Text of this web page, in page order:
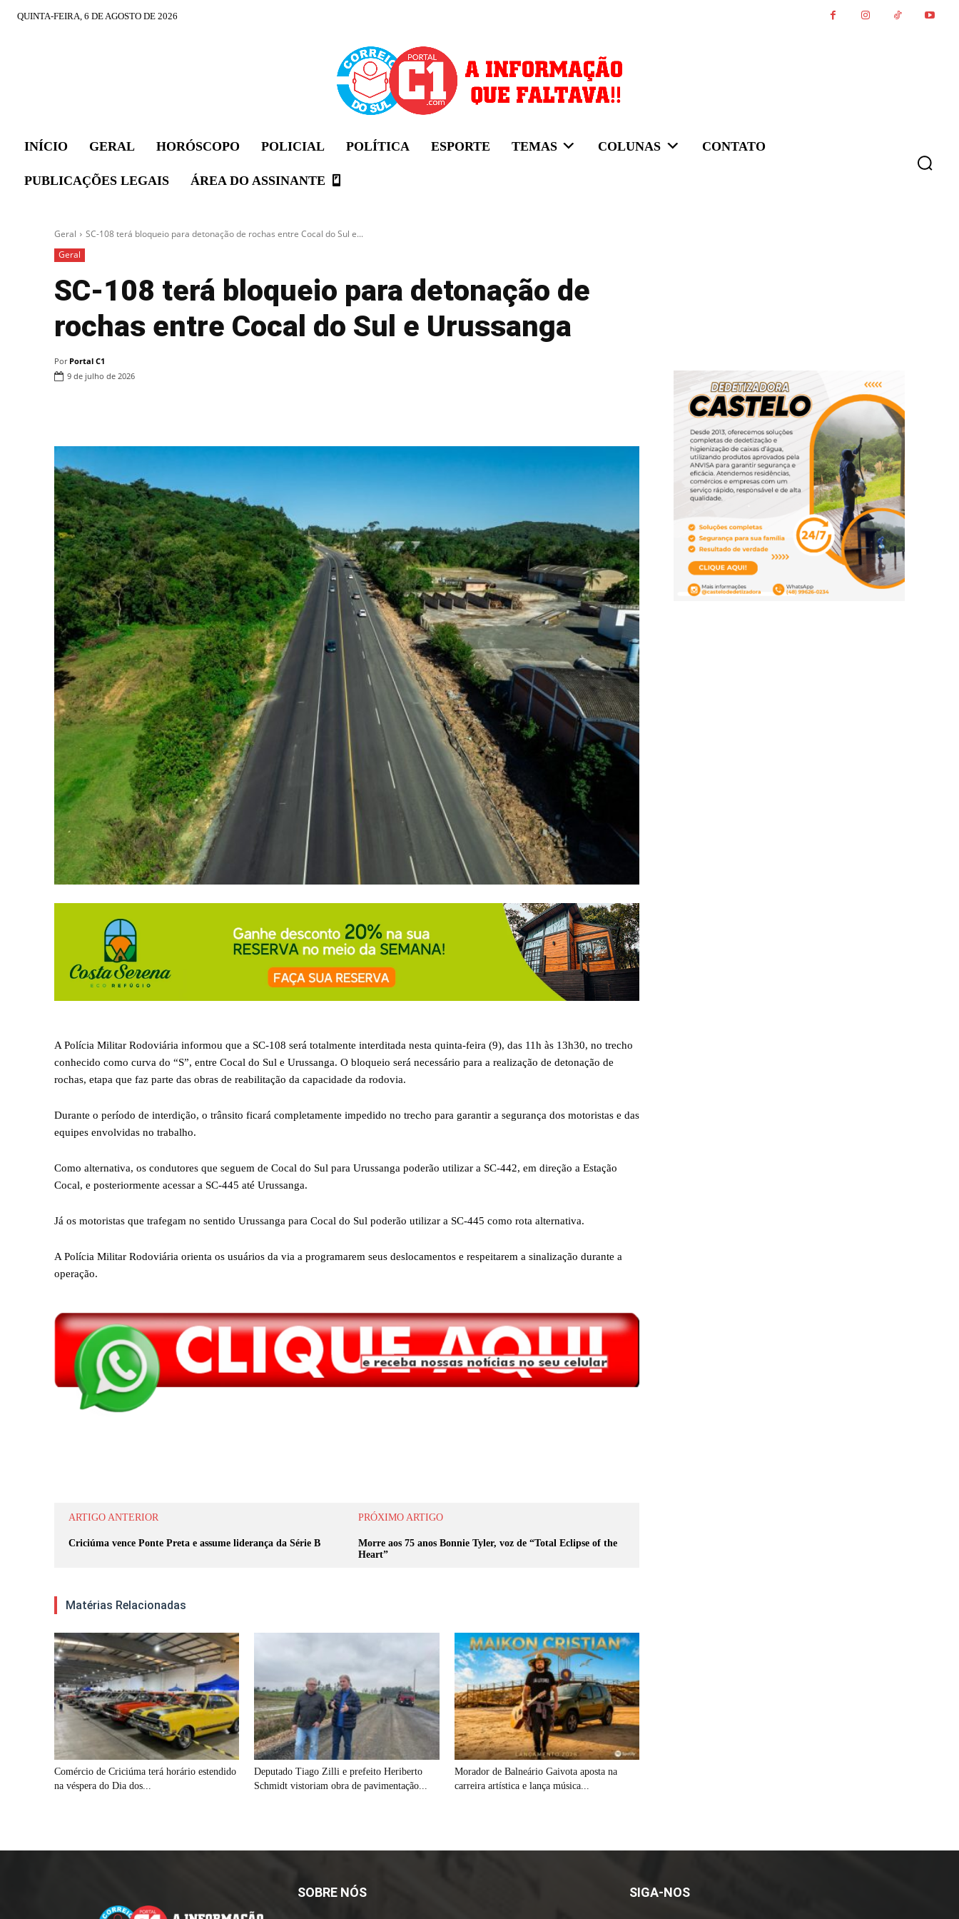
QUINTA-FEIRA, 6 DE AGOSTO DE 2026
INÍCIO GERAL HORÓSCOPO POLICIAL POLÍTICA ESPORTE TEMAS COLUNAS CONTATO
PUBLICAÇÕES LEGAIS ÁREA DO ASSINANTE
Geral
SC-108 terá bloqueio para detonação de rochas entre Cocal do Sul e...
Geral
SC-108 terá bloqueio para detonação de
rochas entre Cocal do Sul e Urussanga
Por Portal C1
9 de julho de 2026
A Polícia Militar Rodoviária informou que a SC-108 será totalmente interditada nesta quinta-feira (9), das 11h às 13h30, no trecho
conhecido como curva do “S”, entre Cocal do Sul e Urussanga. O bloqueio será necessário para a realização de detonação de
rochas, etapa que faz parte das obras de reabilitação da capacidade da rodovia.
Durante o período de interdição, o trânsito ficará completamente impedido no trecho para garantir a segurança dos motoristas e das
equipes envolvidas no trabalho.
Como alternativa, os condutores que seguem de Cocal do Sul para Urussanga poderão utilizar a SC-442, em direção a Estação
Cocal, e posteriormente acessar a SC-445 até Urussanga.
Já os motoristas que trafegam no sentido Urussanga para Cocal do Sul poderão utilizar a SC-445 como rota alternativa.
A Polícia Militar Rodoviária orienta os usuários da via a programarem seus deslocamentos e respeitarem a sinalização durante a
operação.
ARTIGO ANTERIOR
Criciúma vence Ponte Preta e assume liderança da Série B
PRÓXIMO ARTIGO
Morre aos 75 anos Bonnie Tyler, voz de “Total Eclipse of the
Heart”
Matérias Relacionadas
Comércio de Criciúma terá horário estendido
na véspera do Dia dos...
Deputado Tiago Zilli e prefeito Heriberto
Schmidt vistoriam obra de pavimentação...
Morador de Balneário Gaivota aposta na
carreira artística e lança música...
SOBRE NÓS SIGA-NOS